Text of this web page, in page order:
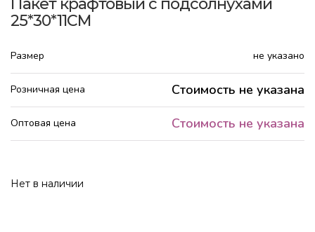
25*30*11CM
Размер не указано
Розничная цена Стоимость не указана
Оптовая цена Стоимость не указана
Нет в наличии